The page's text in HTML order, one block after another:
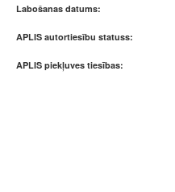
Labošanas datums:
APLIS autortiesību statuss:
APLIS piekļuves tiesības: